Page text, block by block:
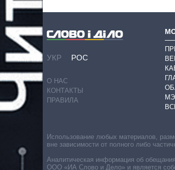
УКР РОС
О НАС
КОНТАКТЫ
ПРАВИЛА
Использование любых материалов,
вне зависимости от полного либо
Аналитическая информация об
ООО «ИА Слово и Дело» и является